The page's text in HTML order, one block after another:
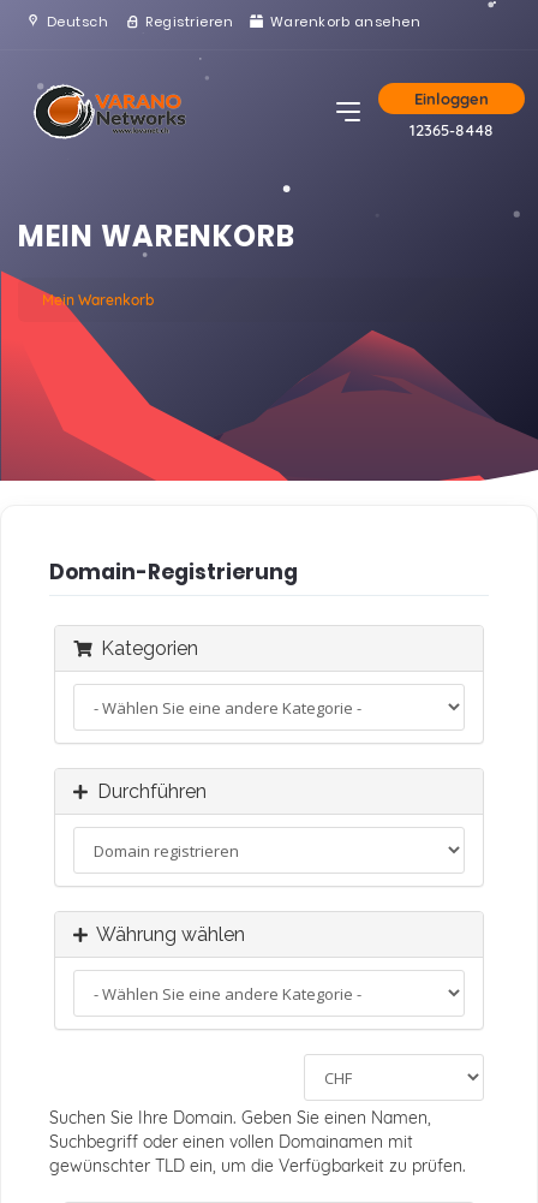
Deutsch Registrieren Warenkorb ansehen
Einloggen
12365-8448
MEIN WARENKORB
Mein Warenkorb
Domain-Registrierung
Kategorien
Durchführen
Währung wählen
Suchen Sie Ihre Domain. Geben Sie einen Namen,
Suchbegriff oder einen vollen Domainamen mit
gewünschter TLD ein, um die Verfügbarkeit zu prüfen.